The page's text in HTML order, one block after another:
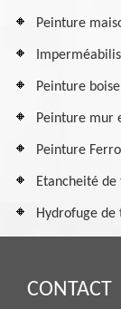
Peinture
Peinture
Peinture mur
Peinture
Etancheité
Hydrofuge de
CONTACT